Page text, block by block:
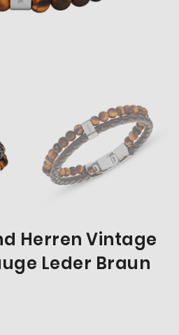
Herren Vintage
Leder Braun